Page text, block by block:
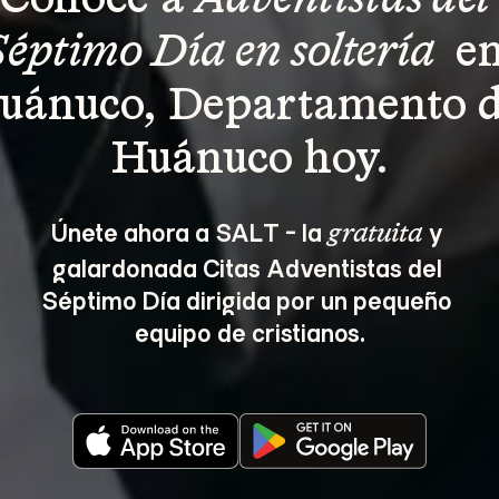
Día en soltería
Departamento
Huánuco hoy.
Únete ahora a SALT - la gratuita y
galardonada Citas Adventistas del
Séptimo Día dirigida por un pequeño
equipo de cristianos.